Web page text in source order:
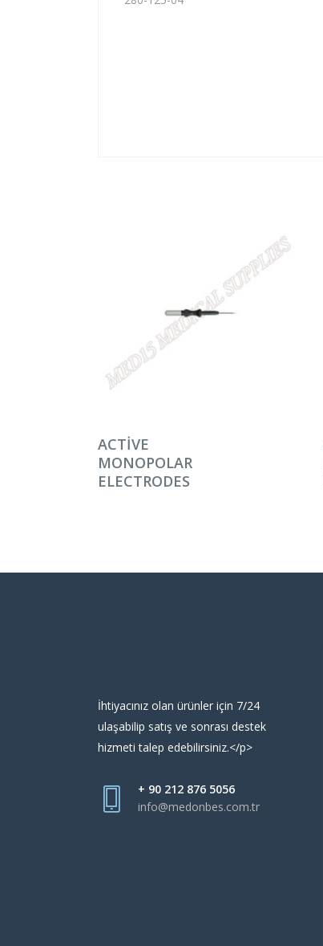
DEVAMINI OKU
ACTIVE
MONOPOLAR
ELECTRODES
İhtiyacınız olan ürünler için 7/24
ulaşabilip satış ve sonrası destek
hizmeti talep edebilirsiniz.</p>
+ 90 212 876 5056
info@medonbes.com.tr